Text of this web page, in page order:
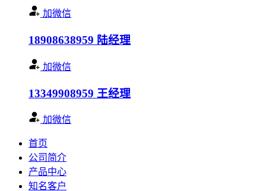
加微信
18908638959 陆经理
加微信
13349908959 王经理
加微信
首页
公司简介
产品中心
知名客户